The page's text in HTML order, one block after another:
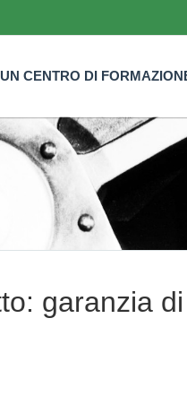
CENTRO DI
garanzia di